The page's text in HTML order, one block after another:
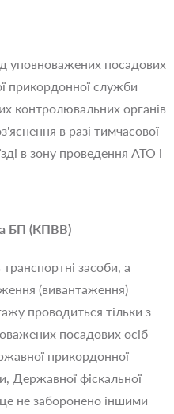
уповноважених посадових
прикордонної служби
контролювальних органів
в разі тимчасової
в зону проведення АТО і
БП (КПВВ)
засоби, а
(вивантаження)
проводиться тільки з
посадових осіб
прикордонної
Державної фіскальної
не заборонено іншими